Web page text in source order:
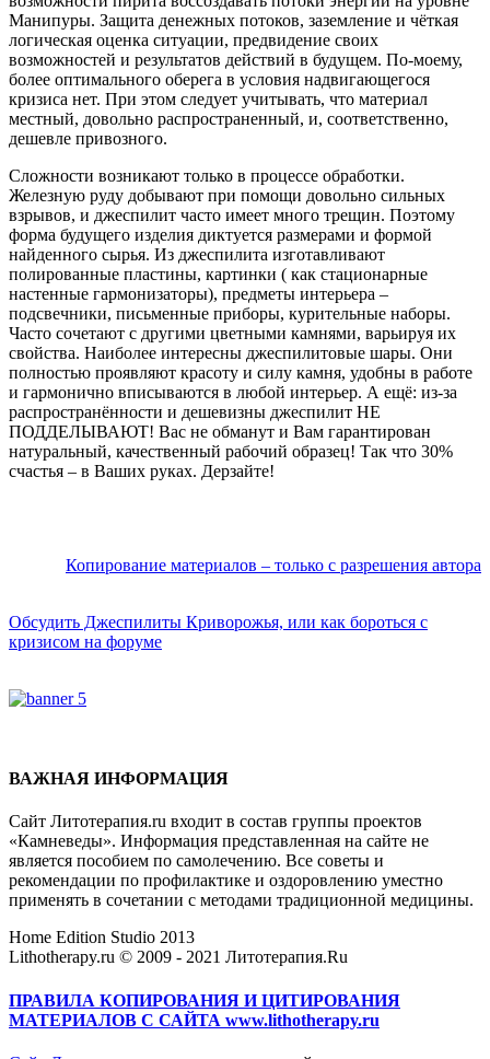
Манипуры. Защита денежных потоков, заземление и чёткая
логическая оценка ситуации, предвидение своих
возможностей и результатов действий в будущем. По-моему,
более оптимального оберега в условия надвигающегося
кризиса нет. При этом следует учитывать, что материал
местный, довольно распространенный, и, соответственно,
дешевле привозного.
Сложности возникают только в процессе обработки.
Железную руду добывают при помощи довольно сильных
взрывов, и джеспилит часто имеет много трещин. Поэтому
форма будущего изделия диктуется размерами и формой
найденного сырья. Из джеспилита изготавливают
полированные пластины, картинки ( как стационарные
настенные гармонизаторы), предметы интерьера –
подсвечники, письменные приборы, курительные наборы.
Часто сочетают с другими цветными камнями, варьируя их
свойства. Наиболее интересны джеспилитовые шары. Они
полностью проявляют красоту и силу камня, удобны в работе
и гармонично вписываются в любой интерьер. А ещё: из-за
распространённости и дешевизны джеспилит НЕ
ПОДДЕЛЫВАЮТ! Вас не обманут и Вам гарантирован
натуральный, качественный рабочий образец! Так что 30%
счастья – в Ваших руках. Дерзайте!
Копирование материалов – только с разрешения автора
Обсудить Джеспилиты Криворожья, или как бороться с
кризисом на форуме
ВАЖНАЯ ИНФОРМАЦИЯ
Сайт Литотерапия.ru входит в состав группы проектов
«Камневеды». Информация представленная на сайте не
является пособием по самолечению. Все советы и
рекомендации по профилактике и оздоровлению уместно
применять в сочетании с методами традиционной медицины.
Home Edition Studio 2013
Lithotherapy.ru © 2009 - 2021 Литотерапия.Ru
ПРАВИЛА КОПИРОВАНИЯ И ЦИТИРОВАНИЯ
МАТЕРИАЛОВ С САЙТА www.lithotherapy.ru